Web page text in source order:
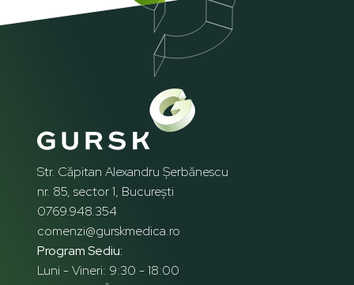
Str. Căpitan Alexandru Șerbănescu
nr. 85, sector 1, București
0769.948.354
comenzi@gurskmedica.ro
Program Sediu:
Luni - Vineri: 9:30 - 18:00